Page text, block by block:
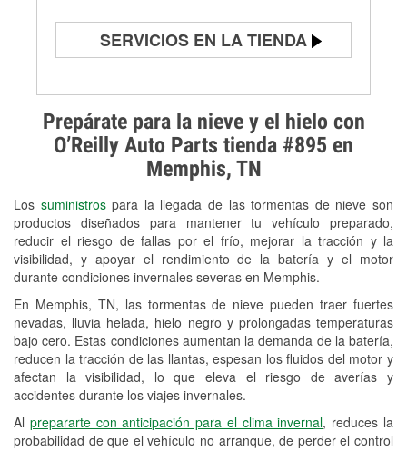
Prepárate para la nieve y el hielo con
O’Reilly Auto Parts tienda #895 en
Memphis, TN
Los suministrospara la llegada de las tormentas de nieve son
productos diseñados para mantener tu vehículo preparado,
reducir el riesgo de fallas por el frío, mejorar la tracción y la
visibilidad, y apoyar el rendimiento de la batería y el motor
durante condiciones invernales severas en Memphis.
En Memphis, TN, las tormentas de nieve pueden traer fuertes
nevadas, lluvia helada, hielo negro y prolongadas temperaturas
bajo cero. Estas condiciones aumentan la demanda de la batería,
reducen la tracción de las llantas, espesan los fluidos del motor y
afectan la visibilidad, lo que eleva el riesgo de averías y
accidentes durante los viajes invernales.
Al prepararte con anticipación para el clima invernal, reduces la
probabilidad de que el vehículo no arranque, de perder el control
SERVICIOS EN LA TIENDA
Prueba de alternadores y
arrancadores
Revisión de la luz "Check Engine"
Reciclaje de baterías y aceite
Instalación de bombillas de faros
Instalación de limpiaparabrisas
Programa de Préstamo de
Herramientas
Rectificación de tambores y discos de
freno
Snowstorm Supplies